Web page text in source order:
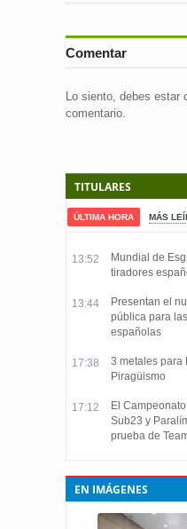
Comentar
Lo siento, debes estar
comentario.
TITULARES
ÚLTIMA HORA MÁS
13:52
Mundial de
tiradores
13:44
Presentan el
pública para
españolas
17:38
3 metales para
Piragüismo
17:12
El
Sub23 y
prueba de
EN IMÁGENES